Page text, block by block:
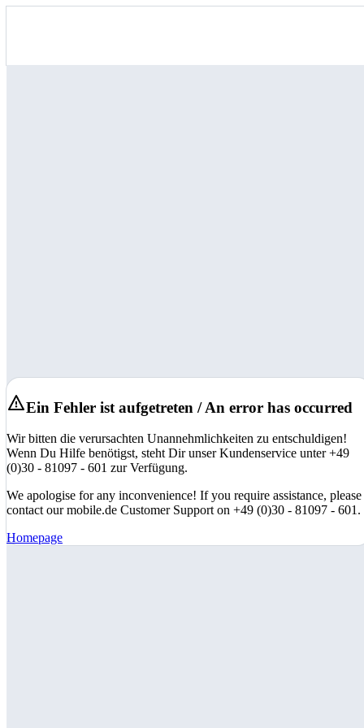
Ein Fehler ist aufgetreten / An error has occurred
Wir bitten die verursachten Unannehmlichkeiten zu entschuldigen!
Wenn Du Hilfe benötigst, steht Dir unser Kundenservice unter +49
(0)30 - 81097 - 601 zur Verfügung.
We apologise for any inconvenience! If you require assistance, please
contact our mobile.de Customer Support on +49 (0)30 - 81097 - 601.
Homepage